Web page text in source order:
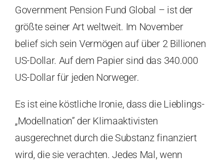
Government Pension Fund Global – ist der
größte seiner Art weltweit. Im November
belief sich sein Vermögen auf über 2 Billionen
US-Dollar. Auf dem Papier sind das 340.000
US-Dollar für jeden Norweger.
Es ist eine köstliche Ironie, dass die Lieblings-
„Modellnation” der Klimaaktivisten
ausgerechnet durch die Substanz finanziert
wird, die sie verachten. Jedes Mal, wenn